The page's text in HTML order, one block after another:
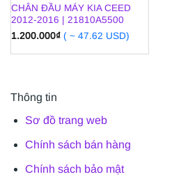
CHÂN ĐẦU MÁY KIA CEED
2012-2016 | 21810A5500
1.200.000₫ ( ~ 47.62 USD)
Thông tin
Sơ đồ trang web
Chính sách bán hàng
Chính sách bảo mật